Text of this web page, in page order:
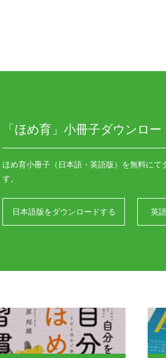
「ほめ育」小冊子ダウンロ
ほめ育小冊子（日本語・英語版）を無料にて
す。
日本語版をダウンロードする 英